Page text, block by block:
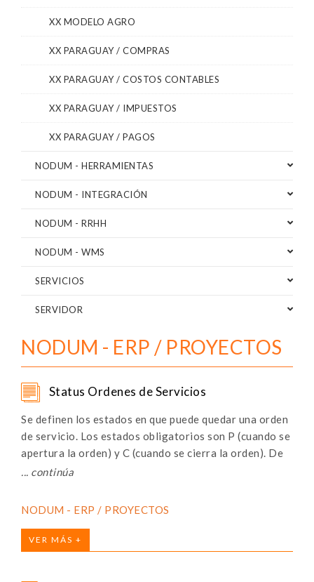
XX MODELO AGRO
XX PARAGUAY / COMPRAS
XX PARAGUAY / COSTOS CONTABLES
XX PARAGUAY / IMPUESTOS
XX PARAGUAY / PAGOS
NODUM - HERRAMIENTAS
NODUM - INTEGRACIÓN
NODUM - RRHH
NODUM - WMS
SERVICIOS
SERVIDOR
NODUM - ERP / PROYECTOS
Status Ordenes de Servicios
Se definen los estados en que puede quedar una orden
de servicio. Los estados obligatorios son P (cuando se
apertura la orden) y C (cuando se cierra la orden). De
esta manera se puede llevar un registro de cuándo,
NODUM - ERP / PROYECTOS
VER MÁS +